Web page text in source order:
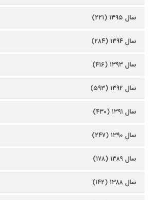
سال ۱۳۹۵ (۲۲۱)
سال ۱۳۹۴ (۲۸۴)
سال ۱۳۹۳ (۴۱۶)
سال ۱۳۹۲ (۵۹۳)
سال ۱۳۹۱ (۴۳۰)
سال ۱۳۹۰ (۲۴۷)
سال ۱۳۸۹ (۱۷۸)
سال ۱۳۸۸ (۱۴۲)